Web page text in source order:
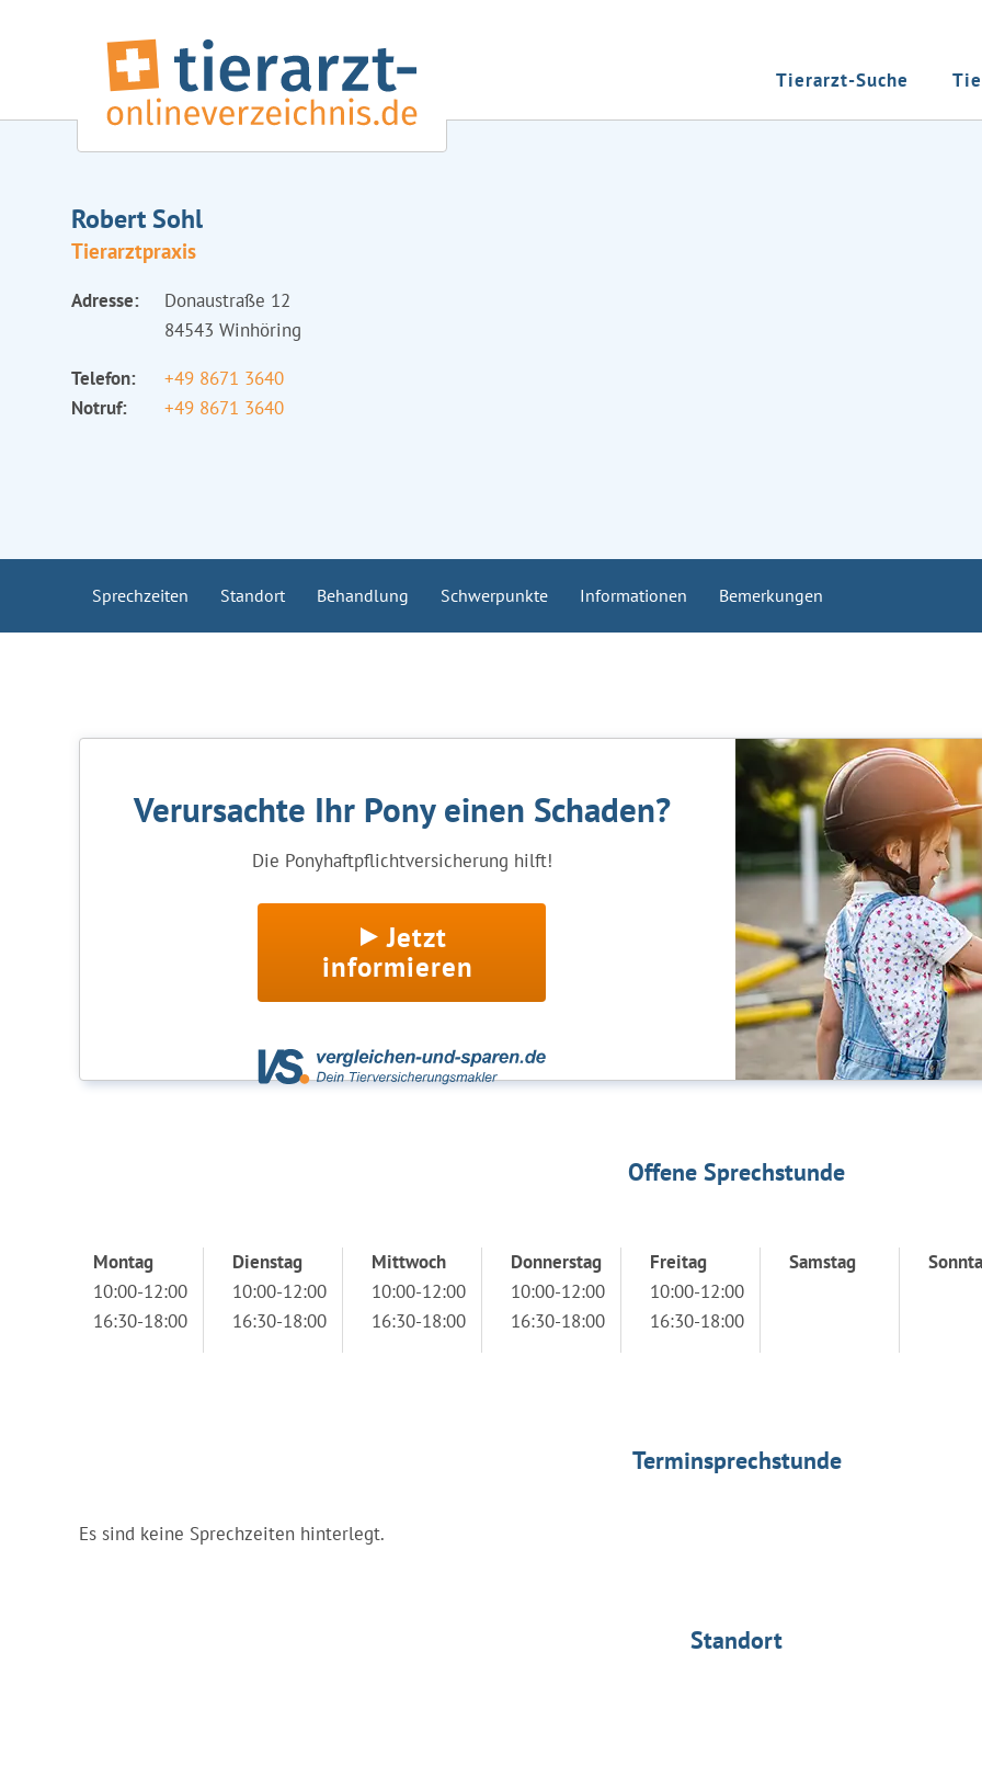
Tierarzt-Suche
Robert Sohl
Tierarztpraxis
Adresse:
Donaustraße 12
84543 Winhöring
Telefon:
+49 8671 3640
Notruf:
+49 8671 3640
Sprechzeiten Standort Behandlung Schwerpunkte Informationen Bemerkungen
Verursachte Ihr Pony einen Schaden?
Die Ponyhaftpflichtversicherung hilft!
Jetzt
informieren
Offene Sprechstunde
Montag
10:00-12:00
16:30-18:00
Dienstag
10:00-12:00
16:30-18:00
Mittwoch
10:00-12:00
16:30-18:00
Donnerstag
10:00-12:00
16:30-18:00
Freitag
10:00-12:00
16:30-18:00
Samstag
Terminsprechstunde
Es sind keine Sprechzeiten hinterlegt.
Standort